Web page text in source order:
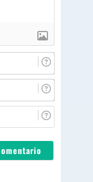
o
m
b
r
m
ie